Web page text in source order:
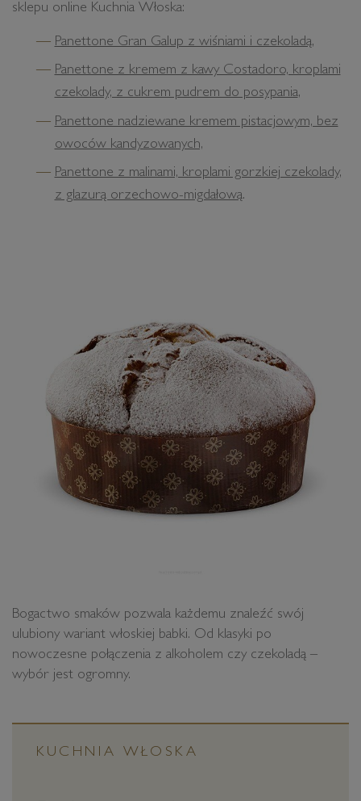
sklepu online Kuchnia Włoska:
Panettone Gran Galup z wiśniami i czekoladą,
Panettone z kremem z kawy Costadoro, kroplami
czekolady, z cukrem pudrem do posypania,
Panettone nadziewane kremem pistacjowym, bez
owoców kandyzowanych,
Panettone z malinami, kroplami gorzkiej czekolady,
z glazurą orzechowo-migdałową.
Bogactwo smaków pozwala każdemu znaleźć swój
ulubiony wariant włoskiej babki. Od klasyki po
nowoczesne połączenia z alkoholem czy czekoladą –
wybór jest ogromny.
KUCHNIA WŁOSKA